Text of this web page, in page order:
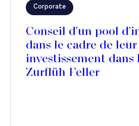
Corporate
Conseil d'un pool
dans le cadre de leur
investissement dans
Zurflüh Feller